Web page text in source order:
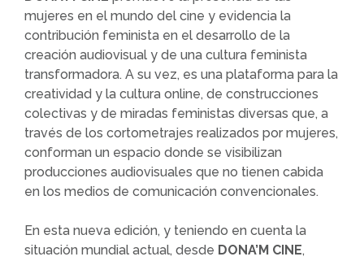
mujeres en el mundo del cine y evidencia la
contribución feminista en el desarrollo de la
creación audiovisual y de una cultura feminista
transformadora. A su vez, es una plataforma para la
creatividad y la cultura online, de construcciones
colectivas y de miradas feministas diversas que, a
través de los cortometrajes realizados por mujeres,
conforman un espacio donde se visibilizan
producciones audiovisuales que no tienen cabida
en los medios de comunicación convencionales.
En esta nueva edición, y teniendo en cuenta la
situación mundial actual, desde DONA’M CINE,